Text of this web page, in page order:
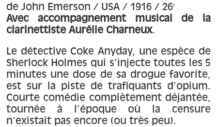
de John Emerson / USA / 1916 / 26′
Avec accompagnement musical de la
clarinettiste Aurélie Charneux.
Le détective Coke Anyday, une espèce de
Sherlock Holmes qui s’injecte toutes les 5
minutes une dose de sa drogue favorite,
est sur la piste de trafiquants d’opium.
Courte comédie complètement déjantée,
tournée à l’époque où la censure
n’existait pas encore (ou très peu).